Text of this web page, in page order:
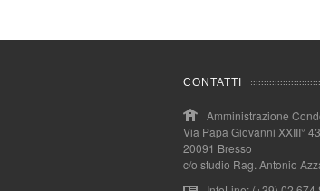
CONTATTI
Amministrazione
Via Papa Giovanni XXIII° 43
20091 Bresso
c/o studio Rag. Antonio